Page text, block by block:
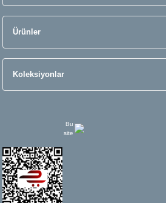
Ürünler
Koleksiyonlar
Bu
site